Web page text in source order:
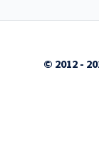
© 2012 -